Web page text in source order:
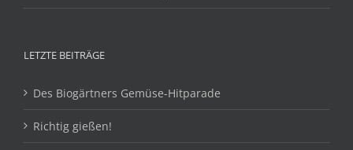
LETZTE BEITRÄGE
Des Biogärtners Gemüse-Hitparade
Richtig gießen!